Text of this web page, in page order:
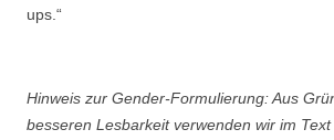
ups.“
Hinweis zur Gender-Formulierung: Aus
besseren Lesbarkeit verwenden wir im